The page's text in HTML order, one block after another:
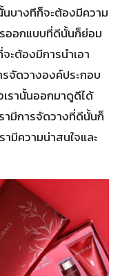
นบางทีก็จะต้องมีความ
ออกแบบที่ดีนั้นก็ย่อม
ะต้องมีการนำเอา
จัดวางองค์ประกอบ
รานั้นออกมาดูดีได้
ามีการจัดวางที่ดีนั้นก็
มีความน่าสนใจและ